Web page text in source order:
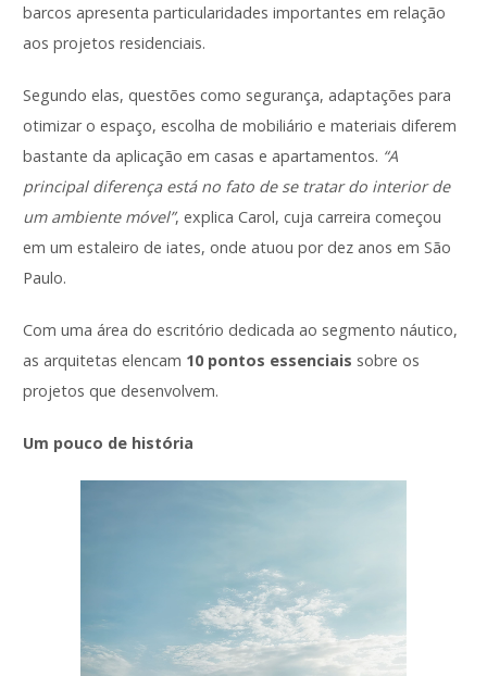
barcos apresenta particularidades importantes em relação
aos projetos residenciais.
Segundo elas, questões como segurança, adaptações para
otimizar o espaço, escolha de mobiliário e materiais diferem
bastante da aplicação em casas e apartamentos. “A
principal diferença está no fato de se tratar do interior de
um ambiente móvel”, explica Carol, cuja carreira começou
em um estaleiro de iates, onde atuou por dez anos em São
Paulo.
Com uma área do escritório dedicada ao segmento náutico,
as arquitetas elencam 10 pontos essenciais sobre os
projetos que desenvolvem.
Um pouco de história